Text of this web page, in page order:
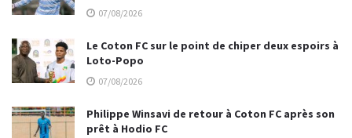
07/08/2026
Le Coton FC sur le point de chiper deux espoirs à
Loto-Popo
07/08/2026
Philippe Winsavi de retour à Coton FC après son
prêt à Hodio FC